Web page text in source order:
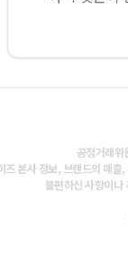
공정거래위
즈 본사 정보, 브랜드의 매출
불편하신 사항이나